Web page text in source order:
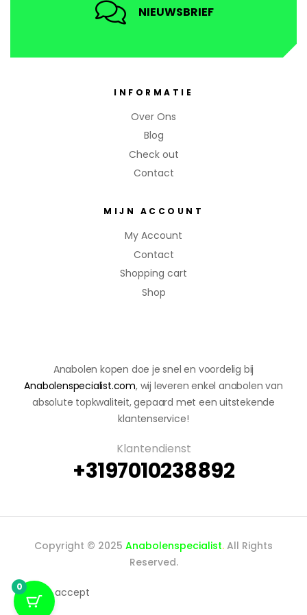
Anabolen kopen doe je snel en voordelig bij
Anabolenspecialist.com, wij leveren enkel anabolen van
absolute topkwaliteit, gepaard met een uitstekende
klantenservice!
Klantendienst
+3197010238892
NIEUWSBRIEF
INFORMATIE
Over Ons
Blog
Check out
Contact
MIJN ACCOUNT
My Account
Contact
Shopping cart
Shop
Copyright © 2025 Anabolenspecialist. All Rights
Reserved.
We accept
0